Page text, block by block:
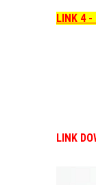
LINK 4 -
LINK